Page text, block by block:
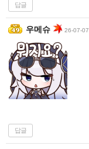
답글
우메슈 26-07-
답글